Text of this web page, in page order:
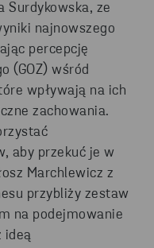
Surdykowska, ze
najnowszego
percepcję
(GOZ) wśród
wpływają na ich
zachowania.
aby przekuć je w
Marchlewicz z
przybliży zestaw
na podejmowanie
ideą